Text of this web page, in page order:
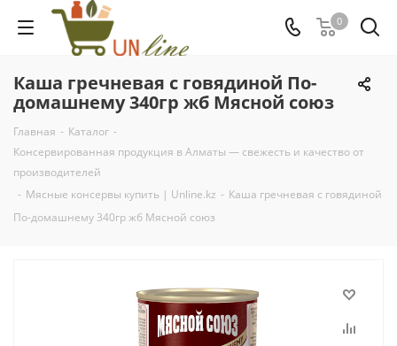
0
Каша гречневая с говядиной По-
домашнему 340гр жб Мясной союз
Главная - Каталог -
Консервированная продукция в Алматы — свежесть и качество от
производителей
- Мясные консервы купить | Unline.kz - Каша гречневая с говядиной
По-домашнему 340гр жб Мясной союз